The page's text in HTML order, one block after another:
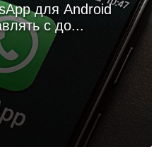
для Android
с до...